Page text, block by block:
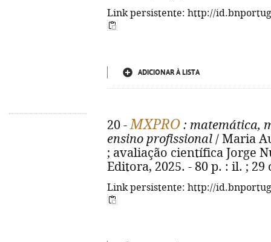
Link persistente: http://
ADICIONAR À LISTA
20 -MXPRO : matemática,
ensino profissional / Maria
; avaliação científica Jorge
Editora, 2025. - 80 p. : il. ; 29
Link persistente: http://